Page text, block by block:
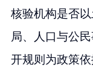
核验机构是否
局、人口与公
开规则为政策依